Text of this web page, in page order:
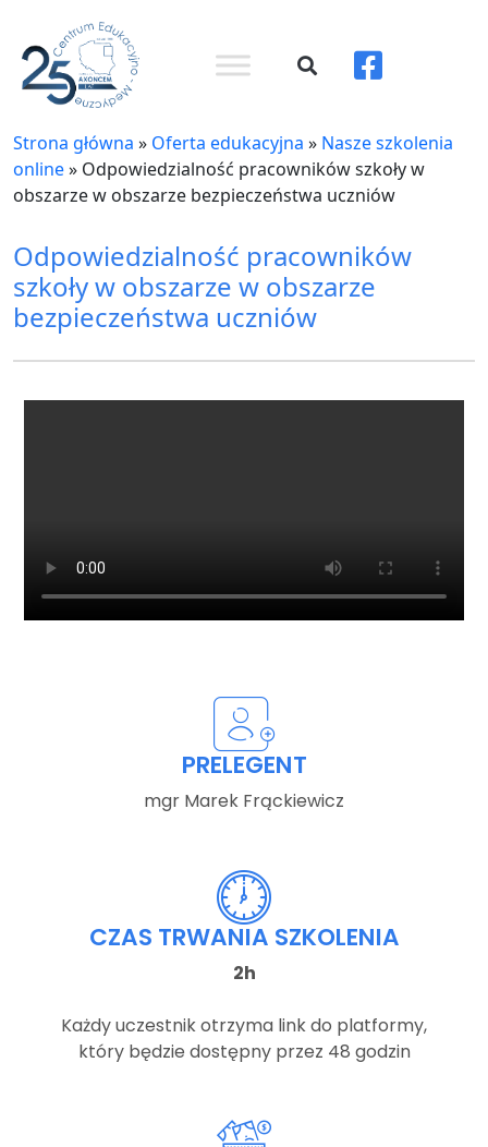
Strona główna » Oferta edukacyjna » Nasze szkolenia
online» Odpowiedzialność pracowników szkoły w
obszarze w obszarze bezpieczeństwa uczniów
Odpowiedzialność pracowników
szkoły w obszarze w obszarze
bezpieczeństwa uczniów
PRELEGENT
mgr Marek Frąckiewicz
CZAS TRWANIA SZKOLENIA
2h
Każdy uczestnik otrzyma link do platformy,
który będzie dostępny przez 48 godzin